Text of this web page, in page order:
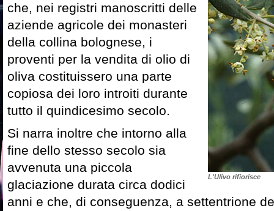
L'Ulivo rifiorisce
che, nei registri manoscritti delle
aziende agricole dei monasteri
della collina bolognese, i
proventi per la vendita di olio di
oliva costituissero una parte
copiosa dei loro introiti durante
tutto il quindicesimo secolo.
Si narra inoltre che intorno alla
fine dello stesso secolo sia
avvenuta una piccola
glaciazione durata circa dodici
anni e che, di conseguenza, a settentrione